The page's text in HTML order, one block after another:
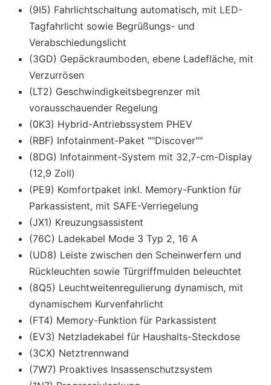
(9I5) Fahrlichtschaltung automatisch, mit LED-
Tagfahrlicht sowie Begrüßungs- und
Verabschiedungslicht
(3GD) Gepäckraumboden, ebene Ladefläche, mit
Verzurrösen
(LT2) Geschwindigkeitsbegrenzer mit
vorausschauender Regelung
(0K3) Hybrid-Antriebssystem PHEV
(RBF) Infotainment-Paket ""Discover""
(8DG) Infotainment-System mit 32,7-cm-Display
(12,9 Zoll)
(PE9) Komfortpaket inkl. Memory-Funktion für
Parkassistent, mit SAFE-Verriegelung
(JX1) Kreuzungsassistent
(76C) Ladekabel Mode 3 Typ 2, 16 A
(UD8) Leiste zwischen den Scheinwerfern und
Rückleuchten sowie Türgriffmulden beleuchtet
(8Q5) Leuchtweitenregulierung dynamisch, mit
dynamischem Kurvenfahrlicht
(FT4) Memory-Funktion für Parkassistent
(EV3) Netzladekabel für Haushalts-Steckdose
(3CX) Netztrennwand
(7W7) Proaktives Insassenschutzsystem